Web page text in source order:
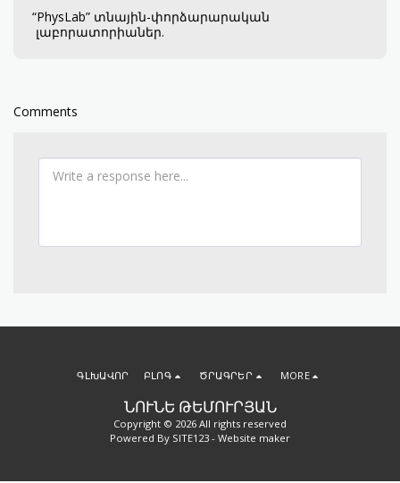
“PhysLab” տնային-փորձարարական
լաբորատորիաներ.
Comments
ՆՈՒՆԵ ԹԵՄՈՒՐՅԱՆ
Copyright © 2026 All rights reserved
Powered By SITE123 - Website maker
ԳԼԽԱՎՈՐ ԲԼՈԳ ԾՐԱԳՐԵՐ MORE